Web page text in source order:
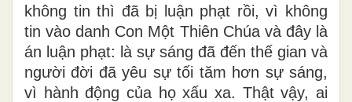
không tin thì đã bị luận phạt rồi, vì không
tin vào danh Con Một Thiên Chúa và đây là
án luận phạt: là sự sáng đã đến thế gian và
người đời đã yêu sự tối tăm hơn sự sáng,
vì hành động của họ xấu xa. Thật vậy, ai